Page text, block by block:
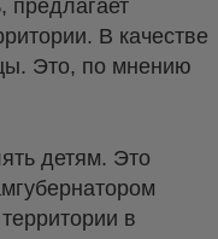
предлагает
В качестве
Это, по мнению
детям. Это
в